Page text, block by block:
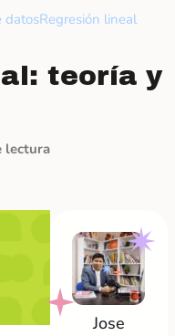
datosRegresión lineal
teoría y
lectura
Jose